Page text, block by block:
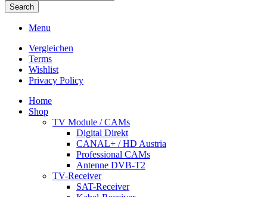
Search
Menu
Vergleichen
Terms
Wishlist
Privacy Policy
Home
Shop
TV Module / CAMs
Digital Direkt
CANAL+ / HD Austria
Professional CAMs
Antenne DVB-T2
TV-Receiver
SAT-Receiver